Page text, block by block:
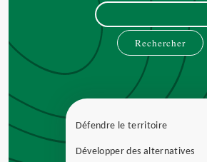
Rechercher :
Défendre le territoire
Développer des alternatives